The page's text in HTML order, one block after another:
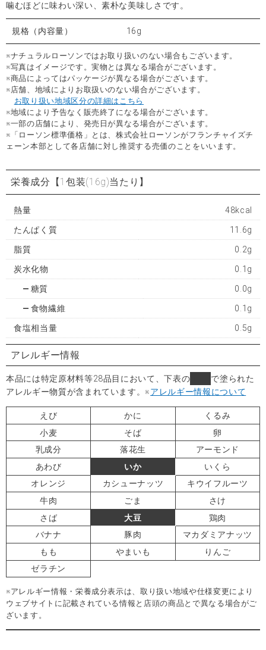
噛むほどに味わい深い、素朴な美味しさです。
規格（内容量） 16g
※ナチュラルローソンではお取り扱いのない場合もございます。
※写真はイメージです。実物とは異なる場合がございます。
※商品によってはパッケージが異なる場合がございます。
※店舗、地域によりお取扱いのない場合がございます。
お取り扱い地域区分の詳細はこちら
※地域により予告なく販売終了になる場合がございます。
※一部の店舗により、発売日が異なる場合がございます。
※「ローソン標準価格」とは、株式会社ローソンがフランチャイズチ
ェーン本部として各店舗に対し推奨する売価のことをいいます。
栄養成分 【1包装(16g)当たり】
熱量 48kcal
たんぱく質 11.6g
脂質 0.2g
炭水化物 0.1g
糖質 0.0g
食物繊維 0.1g
食塩相当量 0.5g
アレルギー情報
本品には特定原材料等28品目において、下表の
で塗られた
アレルギー物質が含まれています。※アレルギー情報について
えび かに
くるみ
小麦
そば
卵
乳成分
落花生
アーモンド
あわび
いか
いくら
オレンジ
カシューナッツ
キウイフルーツ
牛肉
ごま
さけ
さば
大豆
鶏肉
バナナ
豚肉
マカダミアナッツ
もも
やまいも
りんご
ゼラチン
※アレルギー情報・栄養成分表示は、取り扱い地域や仕様変更により
ウェブサイトに記載されている情報と店頭の商品とで異なる場合がご
ざいます。